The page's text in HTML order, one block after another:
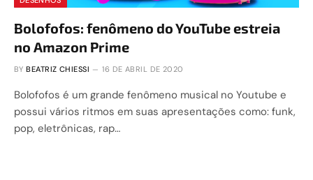
Bolofofos: fenômeno do YouTube estreia
no Amazon Prime
BY BEATRIZ CHIESSI 16 DE ABRIL DE 2020
Bolofofos é um grande fenômeno musical no Youtube e
possui vários ritmos em suas apresentações como: funk,
pop, eletrônicas, rap…